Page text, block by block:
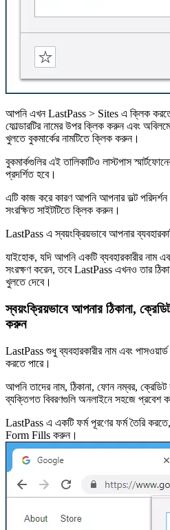
আপনি এখন LastPass > Sites এ ক্লিক করতে
ফোল্ডারটির নামের উপর ক্লিক করুন এবং
খুলতে বুকমার্কের নামটিতে ক্লিক করুন।
বুকমার্কগুলির এই তালিকাটিও লাস্টপাস
প্রদর্শিত হবে।
এটি কাজ করে কারণ আপনি আপনার ভল্ট
সংরক্ষিত সাইটটিতে ক্লিক করুন।
LastPass এ স্বয়ংক্রিয়ভাবে আপনার
যাইহোক, যদি আপনি একটি ব্যবহারকারীর নাম
সংরক্ষণ করেন, তবে LastPass এখনও তার
খুলতে দেবে।
স্বয়ংক্রিয়ভাবে আপনার ঠিকানা,
করুন
LastPass শুধু ব্যবহারকারীর নাম এবং
করতে পারে।
আপনি তাদের নাম, ঠিকানা, ফোন নম্বর,
ব্যক্তিগত বিবরণগুলি অনলাইনে সহজে প্রবেশ
LastPass এ একটি ফর্ম পূরণের ফর্ম তৈরি
Form Fills করুন।